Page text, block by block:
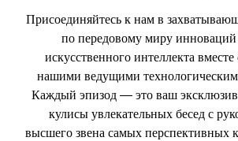
Присоединяйтесь к нам в
по передовому миру инноваций
искусственного интеллекта
нашими ведущими
Каждый эпизод — это ваш
кулисы увлекательных бесед с
высшего звена самых перспективных